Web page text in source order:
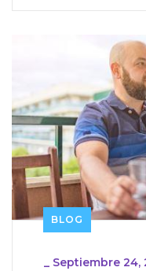
BLOG
_ Septiembre 24,